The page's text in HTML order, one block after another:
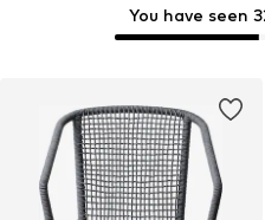
You have seen